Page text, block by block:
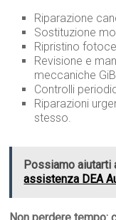
Riparazione
Sostituzione
Ripristino
Revisione e
meccaniche
Controlli
Riparazioni
stesso.
Possiamo aiutarti
assistenza DEA